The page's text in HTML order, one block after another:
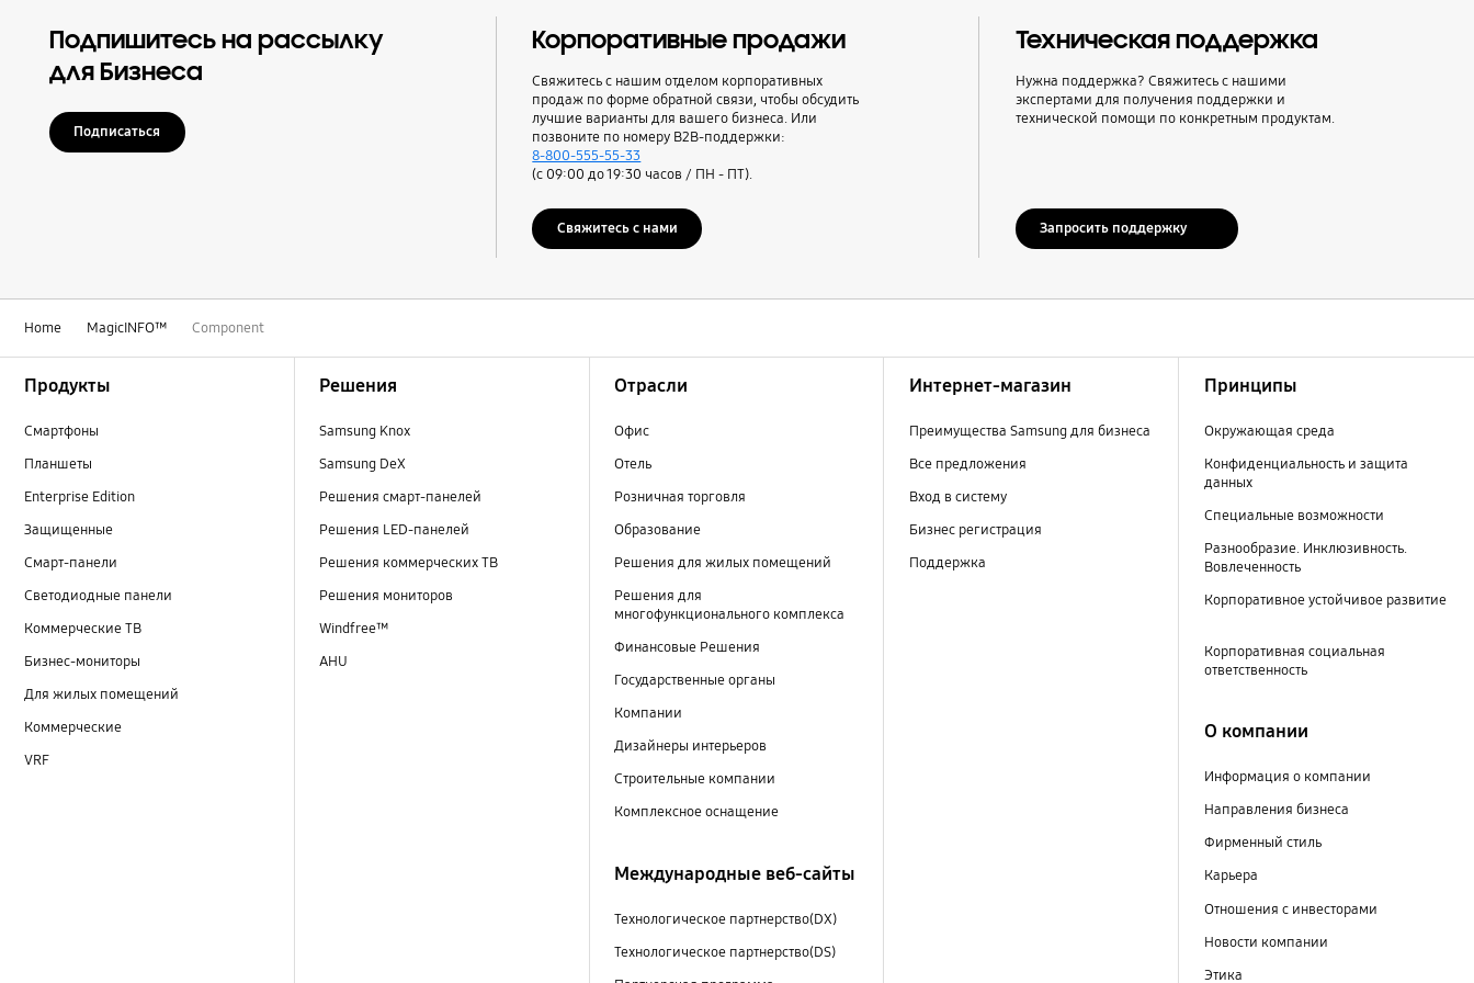
Подпишитесь на рассылку
для Бизнеса
Подписаться
Корпоративные продажи
Свяжитесь с нашим отделом корпоративных
продаж по форме обратной связи, чтобы обсудить
лучшие варианты для вашего бизнеса. Или
позвоните по номеру B2B-поддержки:
8-800-555-55-33
(с 09:00 до 19:30 часов / ПН - ПТ).
Свяжитесь с нами
Техническая поддержка
Нужна поддержка? Свяжитесь с нашими
экспертами для получения поддержки и
технической помощи по конкретным продуктам.
Запросить поддержку
Home MagicINFO™ Component
Продукты
Смартфоны
Планшеты
Enterprise Edition
Защищенные
Смарт-панели
Светодиодные панели
Коммерческие ТВ
Бизнес-мониторы
Для жилых помещений
Коммерческие
VRF
Решения
Samsung Knox
Samsung DeX
Решения смарт-панелей
Решения LED-панелей
Решения коммерческих ТВ
Решения мониторов
Windfree™
AHU
Отрасли
Офис
Отель
Розничная торговля
Образование
Решения для жилых помещений
Решения для
многофункционального комплекса
Финансовые Решения
Государственные органы
Компании
Дизайнеры интерьеров
Строительные компании
Комплексное оснащение
Международные веб-сайты
Технологическое партнерство(DX)
Технологическое партнерство(DS)
Интернет-магазин
Преимущества Samsung для бизнеса
Все предложения
Вход в систему
Бизнес регистрация
Поддержка
Принципы
Окружающая среда
Конфиденциальность и защита
данных
Специальные возможности
Разнообразие. Инклюзивность.
Вовлеченность
Корпоративное устойчивое развитие
Корпоративная социальная
ответственность
О компании
Информация о компании
Направления бизнеса
Фирменный стиль
Карьера
Отношения с инвесторами
Новости компании
Этика